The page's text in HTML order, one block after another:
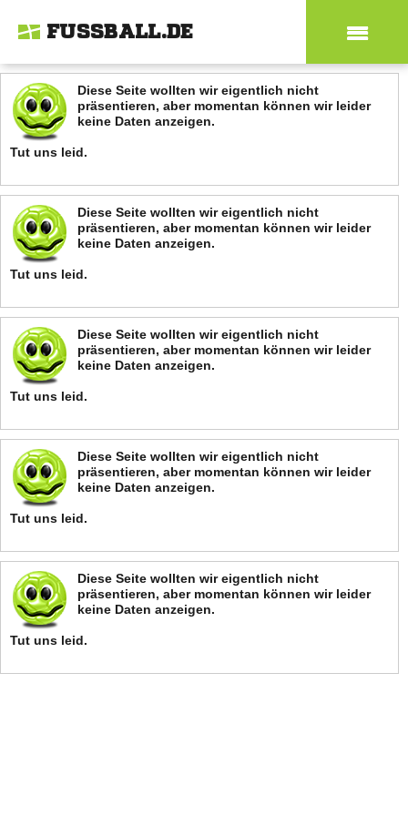
FUSSBALL.DE
Diese Seite wollten wir eigentlich nicht
präsentieren, aber momentan können wir leider
keine Daten anzeigen.
Tut uns leid.
ANZEIGE
Diese Seite wollten wir eigentlich nicht
präsentieren, aber momentan können wir leider
keine Daten anzeigen.
Tut uns leid.
Diese Seite wollten wir eigentlich nicht
präsentieren, aber momentan können wir leider
keine Daten anzeigen.
Tut uns leid.
Diese Seite wollten wir eigentlich nicht
präsentieren, aber momentan können wir leider
keine Daten anzeigen.
Tut uns leid.
Diese Seite wollten wir eigentlich nicht
präsentieren, aber momentan können wir leider
keine Daten anzeigen.
Tut uns leid.